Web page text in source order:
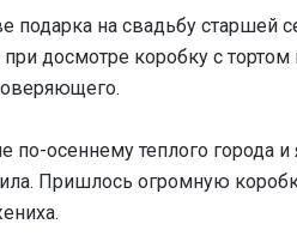
подарка на свадьбу старшей
досмотре коробку с
по-осеннему теплого города
Пришлось огромную